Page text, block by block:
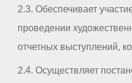
2.3. Обеспечивает
проведении
отчетных выступлений,
2.4. Осуществляет